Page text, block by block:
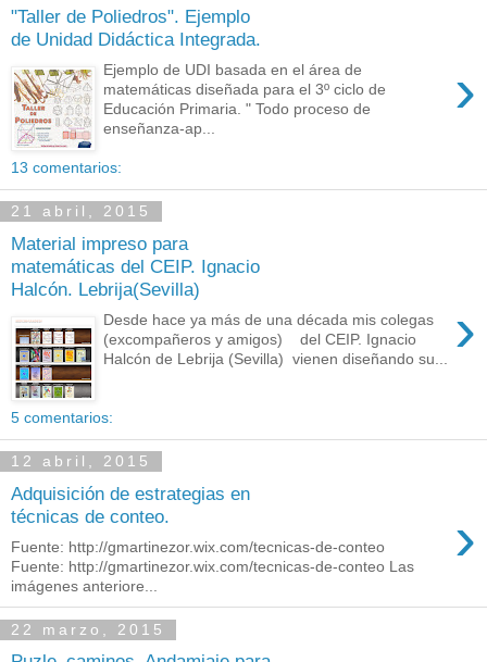
"Taller de Poliedros". Ejemplo
de Unidad Didáctica Integrada.
›
Ejemplo de UDI basada en el área de
matemáticas diseñada para el 3º ciclo de
Educación Primaria. " Todo proceso de
enseñanza-ap...
13 comentarios:
21 abril, 2015
Material impreso para
matemáticas del CEIP. Ignacio
Halcón. Lebrija(Sevilla)
›
Desde hace ya más de una década mis colegas
(excompañeros y amigos) del CEIP. Ignacio
Halcón de Lebrija (Sevilla) vienen diseñando su...
5 comentarios:
12 abril, 2015
Adquisición de estrategias en
técnicas de conteo.
›
Fuente: http://gmartinezor.wix.com/tecnicas-de-conteo
Fuente: http://gmartinezor.wix.com/tecnicas-de-conteo Las
imágenes anteriore...
22 marzo, 2015